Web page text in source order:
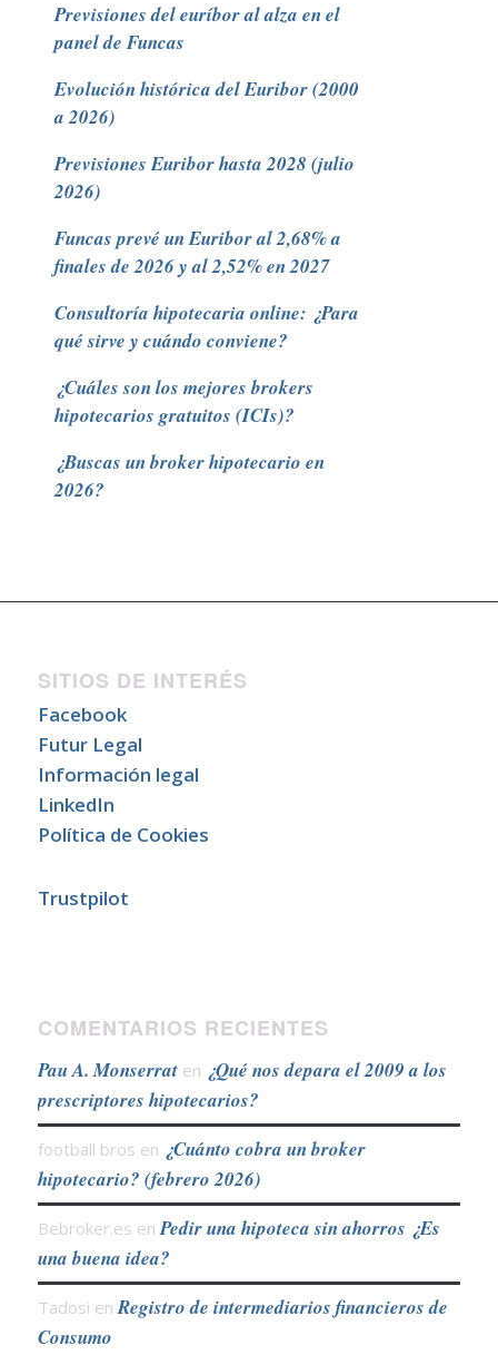
Previsiones del euríbor al alza en el
panel de Funcas
Evolución histórica del Euribor (2000
a 2026)
Previsiones Euribor hasta 2028 (julio
2026)
Funcas prevé un Euribor al 2,68% a
finales de 2026 y al 2,52% en 2027
Consultoría hipotecaria online: ¿Para
qué sirve y cuándo conviene?
¿Cuáles son los mejores brokers
hipotecarios gratuitos (ICIs)?
¿Buscas un broker hipotecario en
2026?
SITIOS DE INTERÉS
Facebook
Futur Legal
Información legal
LinkedIn
Política de Cookies
Trustpilot
COMENTARIOS RECIENTES
Pau A. Monserraten ¿Qué nos depara el 2009 a los
prescriptores hipotecarios?
football bros en ¿Cuánto cobra un broker
hipotecario? (febrero 2026)
Bebroker.es en Pedir una hipoteca sin ahorros ¿Es
una buena idea?
Tadosi en Registro de intermediarios financieros de
Consumo